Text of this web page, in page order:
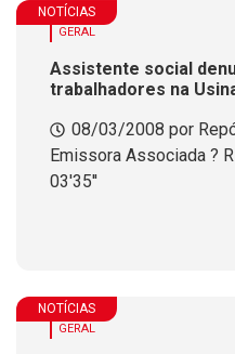
NOTÍCIAS
GERAL
Assistente social
trabalhadores na
08/03/2008 por
Emissora Associada ?
03'35''
NOTÍCIAS
GERAL